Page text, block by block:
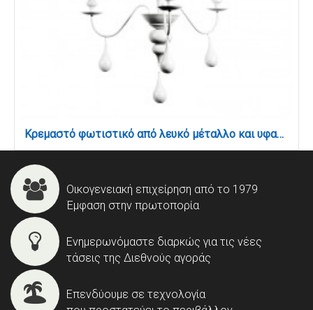
Κρεμαστό φωτιστικό από λευκό μέταλλο και υφασμάτινο καπέλο (5295-3Φ-Λευκό)
Οικογενειακή επιχείρηση από το 1979
Έμφαση στην πρωτοπορία
Ενημερωνόμαστε διαρκώς για τις νέες
τάσεις της Διεθνούς αγοράς
Επενδύουμε σε τεχνολογία